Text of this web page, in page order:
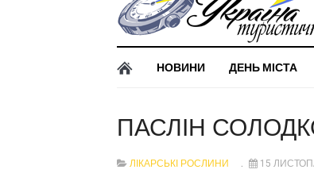
НОВИНИ ДЕНЬ МІСТА
ПАСЛІН
ЛІКАРСЬКІ РОСЛИНИ 15